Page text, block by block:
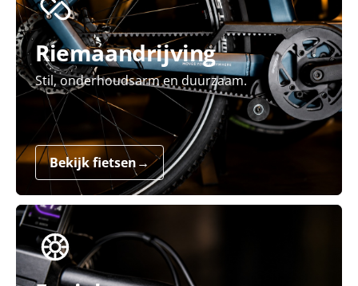
Riemaandrijving
Stil, onderhoudsarm en duurzaam.
Bekijk fietsen→